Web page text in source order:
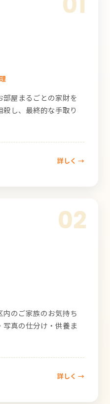
屋まるごとの家財を
し、最終的な手取り
詳しく →
02
のご家族のお気持ち
真の仕分け・供養ま
詳しく →